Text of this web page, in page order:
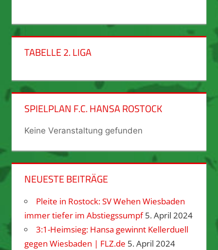
TABELLE 2. LIGA
SPIELPLAN F.C. HANSA ROSTOCK
Keine Veranstaltung gefunden
NEUESTE BEITRÄGE
Pleite in Rostock: SV Wehen Wiesbaden
immer tiefer im Abstiegssumpf 5. April 2024
3:1-Heimsieg: Hansa gewinnt Kellerduell
gegen Wiesbaden | FLZ.de 5. April 2024